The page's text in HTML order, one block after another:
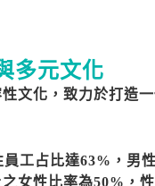
多元文化
文化，致力於打造
工占比達63%，男
之女性比率為50%，